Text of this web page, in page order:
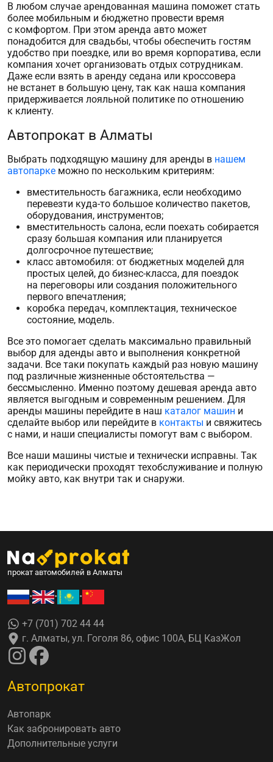
В любом случае арендованная машина поможет стать
более мобильным и бюджетно провести время
с комфортом. При этом аренда авто может
понадобится для свадьбы, чтобы обеспечить гостям
удобство при поездке, или во время корпоратива, если
компания хочет организовать отдых сотрудникам.
Даже если взять в аренду седана или кроссовера
не встанет в большую цену, так как наша компания
придерживается лояльной политике по отношению
к клиенту.
Автопрокат в Алматы
Выбрать подходящую машину для аренды в нашем
автопарке можно по нескольким критериям:
вместительность багажника, если необходимо
перевезти куда-то большое количество пакетов,
оборудования, инструментов;
вместительность салона, если поехать собирается
сразу большая компания или планируется
долгосрочное путешествие;
класс автомобиля: от бюджетных моделей для
простых целей, до бизнес-класса, для поездок
на переговоры или создания положительного
первого впечатления;
коробка передач, комплектация, техническое
состояние, модель.
Все это помогает сделать максимально правильный
выбор для аденды авто и выполнения конкретной
задачи. Все таки покупать каждый раз новую машину
под различные жизненные обстоятельства —
бессмысленно. Именно поэтому дешевая аренда авто
является выгодным и современным решением. Для
аренды машины перейдите в наш каталог машин и
сделайте выбор или перейдите в контакты и свяжитесь
с нами, и наши специалисты помогут вам с выбором.
Все наши машины чистые и технически исправны. Так
как периодически проходят техобслуживание и полную
мойку авто, как внутри так и снаружи.
прокат автомобилей в Алматы
• • •
+7 (701) 702 44 44
г. Алматы, ул. Гоголя 86, офис 100А, БЦ КазЖол
Автопрокат
Автопарк
Как забронировать авто
Дополнительные услуги